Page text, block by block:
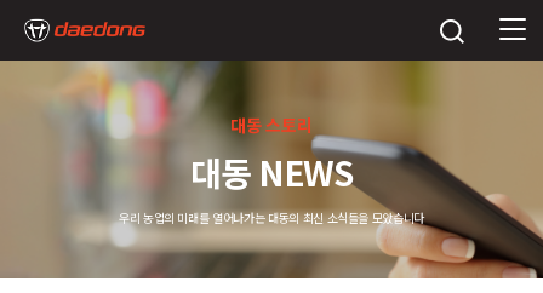
대동 스토리
대동 NEWS
우리 농업의 미래를 열어나가는 대동의 최신 소식들을 모았습니다